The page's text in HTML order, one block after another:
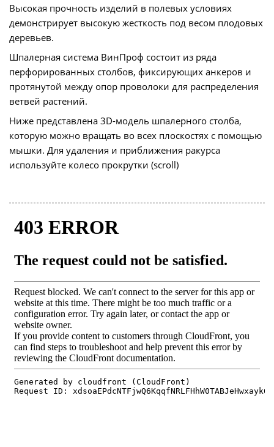
Высокая прочность изделий в полевых условиях
демонстрирует высокую жесткость под весом плодовых
деревьев.
Шпалерная система ВинПроф состоит из ряда
перфорированных столбов, фиксирующих анкеров и
протянутой между опор проволоки для распределения
ветвей растений.
Ниже представлена 3D-модель шпалерного столба,
которую можно вращать во всех плоскостях с помощью
мышки. Для удаления и приближения ракурса
используйте колесо прокрутки (scroll)